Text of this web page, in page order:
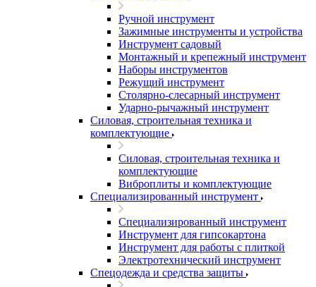
Ручной инструмент
Зажимные инструменты и устройства
Инструмент садовый
Монтажный и крепежный инструмент
Наборы инструментов
Режущий инструмент
Столярно-слесарный инструмент
Ударно-рычажный инструмент
Силовая, строительная техника и
комплектующие
Силовая, строительная техника и
комплектующие
Виброплиты и комплектующие
Специализированный инструмент
Специализированный инструмент
Инструмент для гипсокартона
Инструмент для работы с плиткой
Электротехнический инструмент
Спецодежда и средства защиты